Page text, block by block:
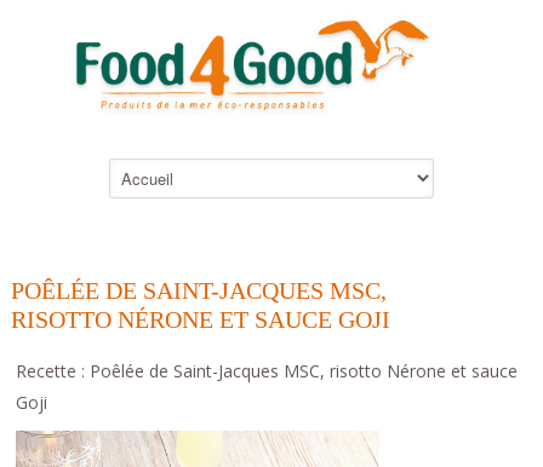
POÊLÉE DE SAINT-JACQUES MSC,
RISOTTO NÉRONE ET SAUCE GOJI
Recette : Poêlée de Saint-Jacques MSC, risotto Nérone et sauce
Goji